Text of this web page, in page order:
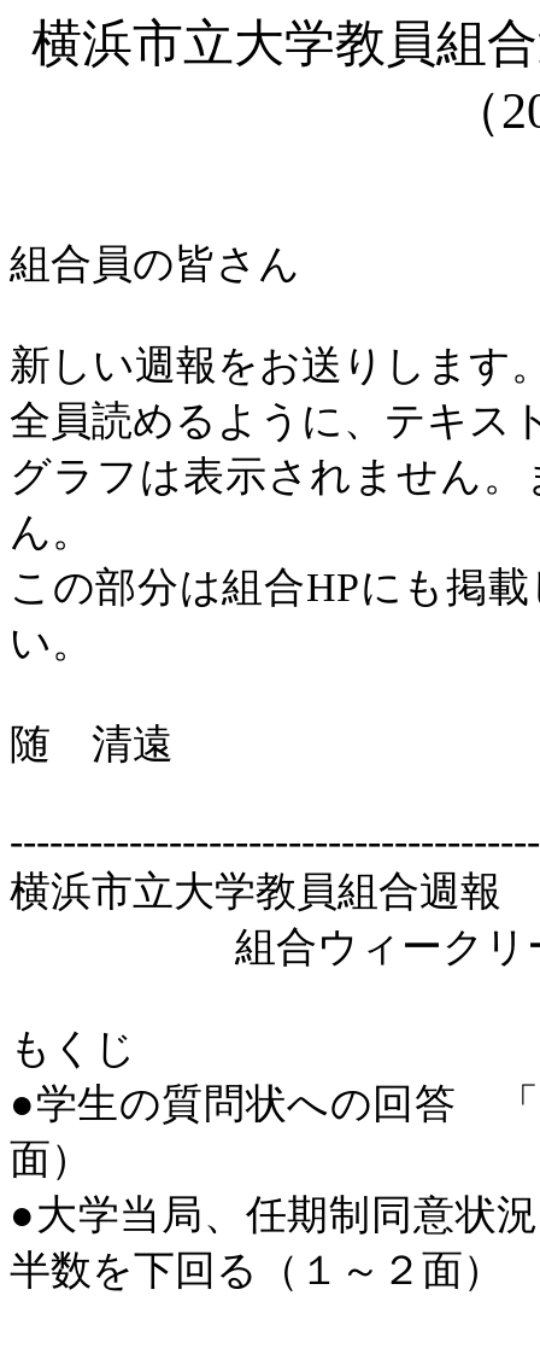
横浜市立大学教員
（
組合員の皆さん
新しい週報をお送りします
全員読めるように、テキス
グラフは表示されません
ん。
この部分は組合HPにも掲
い。
随 清遠
横浜市立大学教員組合週報
組合ウィークリ
もくじ
●学生の質問状への回答
面）
●大学当局、任期制同意状
半数を下回る（１～２面）